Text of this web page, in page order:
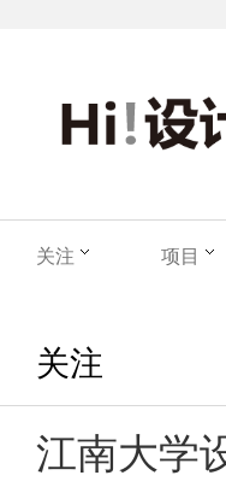
关注 项目
关注
江南大学